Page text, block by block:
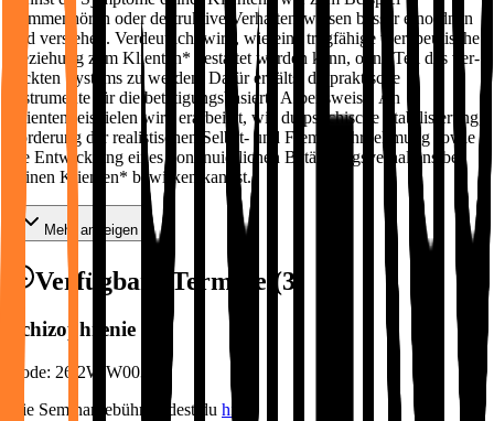
Stimmenhören oder destruktive Verhaltensweisen besser einordnen
und verstehen. Verdeutlicht wird, wie eine tragfähige therapeutische
Beziehung zum Klienten* gestaltet werden kann, ohne Teil des ver-
rückten Systems zu werden. Dafür erhältst du praktische
Instrumente für die betätigungsbasierte Arbeitsweise. An
Klientenbeispielen wird erarbeitet, wie du psychische Stabilisierung,
Förderung der realistischen Selbst- und Fremdwahrnehmung sowie
die Entwicklung eines kontinuierlichen Betätigungsverhaltens bei
deinen Klienten* bewirken kannst.
Mehr anzeigen
Verfügbare Termine (3
Schizophrenie
Code: 26.2W.W003.01
Die Seminargebühr findest du hier